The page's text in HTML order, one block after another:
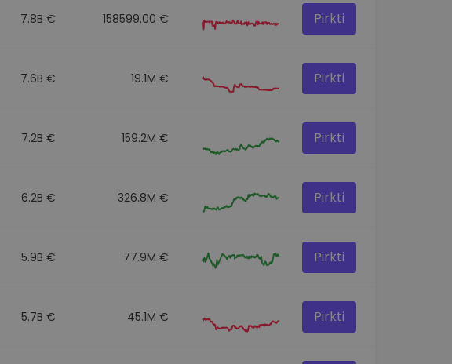
7.8B € 158599.00 € Pirkti
7.6B € 19.1M € Pirkti
7.2B € 159.2M € Pirkti
6.2B € 326.8M € Pirkti
5.9B € 77.9M € Pirkti
5.7B € 45.1M € Pirkti